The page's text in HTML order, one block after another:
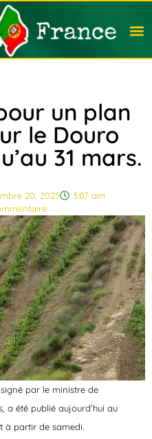
un plan
le Douro
31 mars.
20, 2025
3:07 am
par le ministre de
a été publié aujourd’hui au
à partir de samedi.